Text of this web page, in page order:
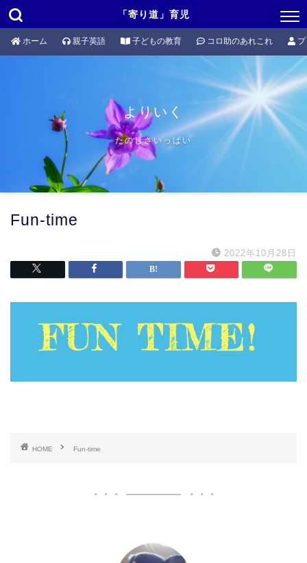
「寄り道」育児
ホーム 親子英語 子どもの教育 コロ助のあれこれ
よりいく
たのしさいっぱい
Fun-time
2022年10月28日
HOME Fun-time